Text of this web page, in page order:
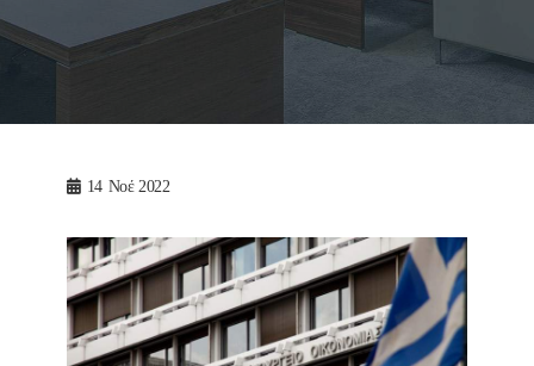
14 Νοέ 2022